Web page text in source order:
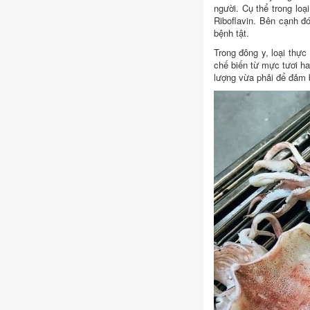
người. Cụ thể trong
Riboflavin. Bên cạnh
bệnh tật.
Trong đông y, loại
chế biến từ mực tươi
lượng vừa phải để